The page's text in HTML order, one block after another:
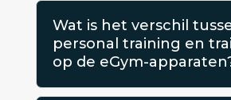
Wat is het verschil
personal training en
op de eGym-